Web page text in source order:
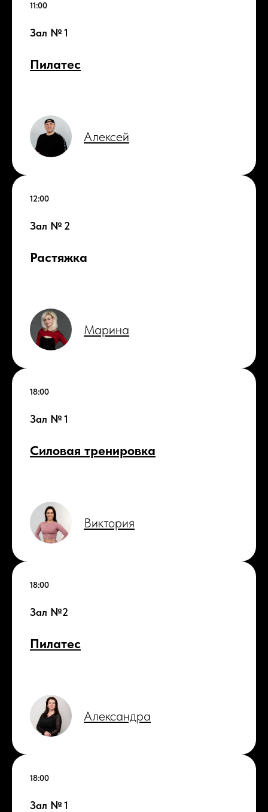
11:00
Зал № 1
Пилатес
Алексей
12:00
Зал № 2
Растяжка
Марина
18:00
Зал № 1
Силовая тренировка
Виктория
18:00
Зал №2
Пилатес
Александра
18:00
Зал № 1